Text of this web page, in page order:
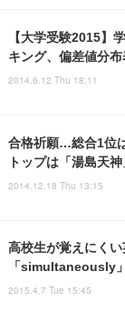
【大学受験2015】
キング、偏差値分
2014.6.12 Thu 18:11
合格祈願…総合1位
トップは「湯島天神
2014.12.18 Thu 13:15
高校生が覚えにく
「simultaneously」
2015.4.7 Tue 15:45